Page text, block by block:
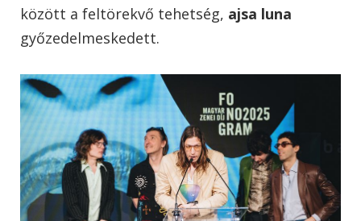
között a feltörekvő tehetség, ajsa luna
győzedelmeskedett.